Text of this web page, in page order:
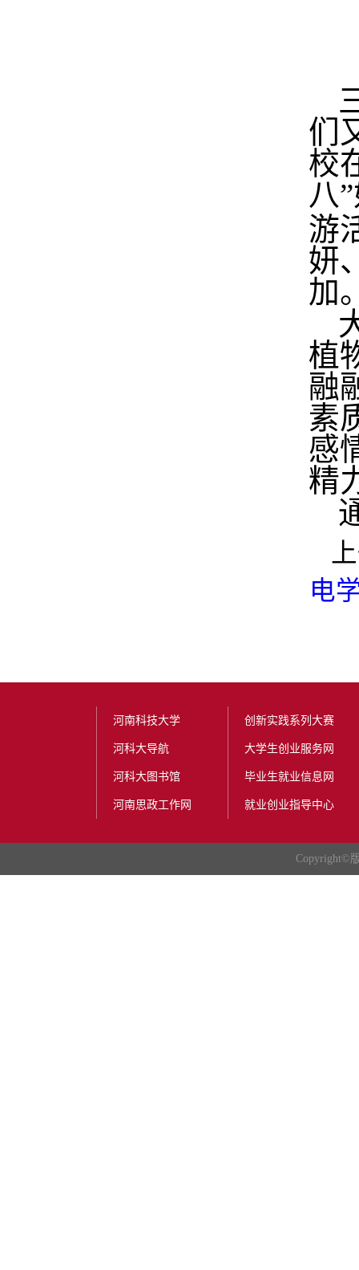
们
校
八
游
妍
加
植
融
素
感
精
电
河南科技大学
河科大导航
河科大图书馆
河南思政工作网
创新实践系列大赛
大学生创业服务网
毕业生就业信息网
就业创业指导中心
Copyright©